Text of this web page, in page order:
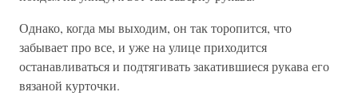
Однако, когда мы выходим, он так торопится, что
забывает про все, и уже на улице приходится
останавливаться и подтягивать закатившиеся рукава его
вязаной курточки.